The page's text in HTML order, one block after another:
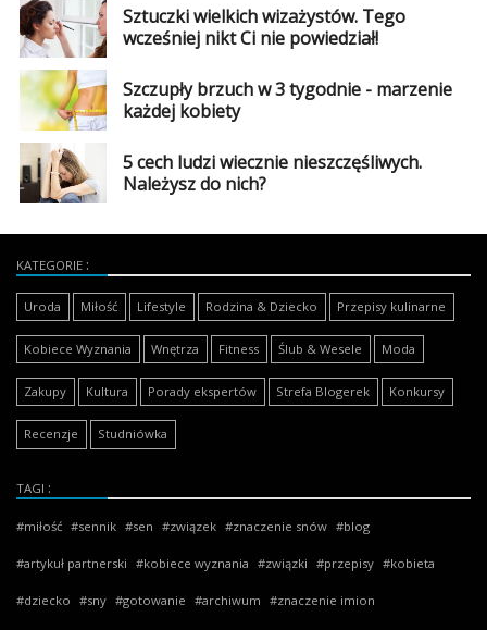
Sztuczki wielkich wizażystów. Tego
wcześniej nikt Ci nie powiedział!
Szczupły brzuch w 3 tygodnie - marzenie
każdej kobiety
5 cech ludzi wiecznie nieszczęśliwych.
Należysz do nich?
KATEGORIE
Uroda Miłość Lifestyle Rodzina & Dziecko Przepisy kulinarne
Kobiece Wyznania Wnętrza Fitness Ślub & Wesele Moda
Zakupy Kultura Porady ekspertów Strefa Blogerek Konkursy
Recenzje Studniówka
TAGI
miłość sennik sen związek znaczenie snów blog
artykuł partnerski kobiece wyznania związki przepisy kobieta
dziecko sny gotowanie archiwum znaczenie imion